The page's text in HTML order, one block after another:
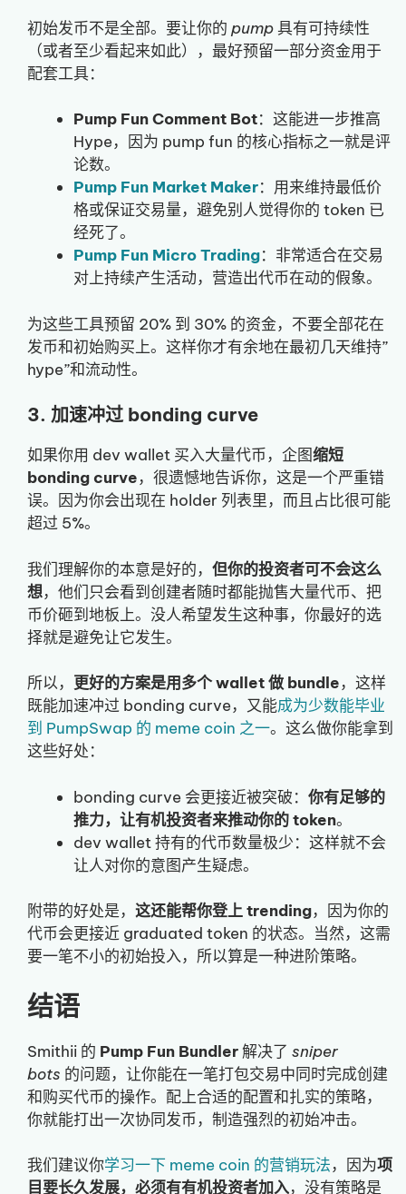
初始发币不是全部。要让你的 pump具有可持续性
（或者至少看起来如此），最好预留一部分资金用于
配套工具：
Pump Fun Comment Bot：这能进一步推高
Hype，因为 pump fun 的核心指标之一就是评
论数。
Pump Fun Market Maker：用来维持最低价
格或保证交易量，避免别人觉得你的 token 已
经死了。
Pump Fun Micro Trading：非常适合在交易
对上持续产生活动，营造出代币在动的假象。
为这些工具预留 20% 到 30% 的资金，不要全部花在
发币和初始购买上。这样你才有余地在最初几天维持”
hype”和流动性。
3. 加速冲过 bonding curve
如果你用 dev wallet 买入大量代币，企图缩短
bonding curve，很遗憾地告诉你，这是一个严重错
误。因为你会出现在 holder 列表里，而且占比很可能
超过 5%。
我们理解你的本意是好的， 但你的投资者可不会这么
想，他们只会看到创建者随时都能抛售大量代币、把
币价砸到地板上。没人希望发生这种事，你最好的选
择就是避免让它发生。
所以， 更好的方案是用多个 wallet 做 bundle，这样
既能加速冲过 bonding curve，又能成为少数能毕业
到 PumpSwap 的 meme coin 之一。这么做你能拿到
这些好处：
bonding curve 会更接近被突破： 你有足够的
推力，让有机投资者来推动你的 token。
dev wallet 持有的代币数量极少：这样就不会
让人对你的意图产生疑虑。
附带的好处是， 这还能帮你登上 trending，因为你的
代币会更接近 graduated token 的状态。当然，这需
要一笔不小的初始投入，所以算是一种进阶策略。
结语
Smithii 的 Pump Fun Bundler解决了 sniper
bots 的问题，让你能在一笔打包交易中同时完成创建
和购买代币的操作。配上合适的配置和扎实的策略，
你就能打出一次协同发币，制造强烈的初始冲击。
我们建议你学习一下 meme coin 的营销玩法，因为项
目要长久发展，必须有有机投资者加入，没有策略是